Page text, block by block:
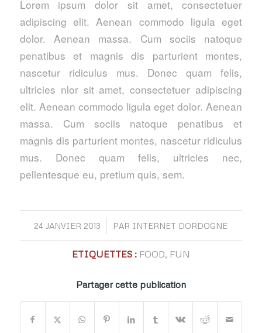
Lorem ipsum dolor sit amet, consectetuer
adipiscing elit. Aenean commodo ligula eget
dolor. Aenean massa. Cum sociis natoque
penatibus et magnis dis parturient montes,
nascetur ridiculus mus. Donec quam felis,
ultricies nlor sit amet, consectetuer adipiscing
elit. Aenean commodo ligula eget dolor. Aenean
massa. Cum sociis natoque penatibus et
magnis dis parturient montes, nascetur ridiculus
mus. Donec quam felis, ultricies nec,
pellentesque eu, pretium quis, sem.
24 JANVIER 2013
/ PAR INTERNET DORDOGNE
ETIQUETTES : FOOD FUN
Partager cette publication